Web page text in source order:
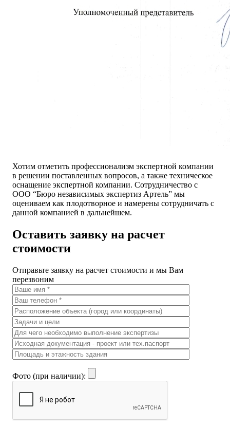
Хотим отметить профессионализм экспертной компании
в решении поставленных вопросов, а также техническое
оснащение экспертной компании. Сотрудничество с
ООО “Бюро независимых экспертиз Артель” мы
оцениваем как плодотворное и намерены сотрудничать с
данной компанией в дальнейшем.
Оставить заявку на расчет
стоимости
Отправьте заявку на расчет стоимости и мы Вам
перезвоним
Фото (при наличии):